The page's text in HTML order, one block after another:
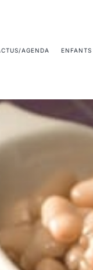
AGENDA ENFANTS